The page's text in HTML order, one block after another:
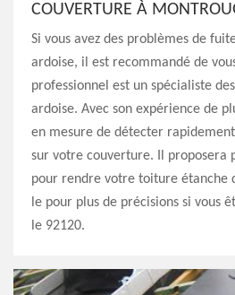
COUVERTURE À
Si vous avez des problèmes de
ardoise, il est recommandé de
professionnel est un spécialiste
ardoise. Avec son expérience de
en mesure de détecter
sur votre couverture. Il proposera
pour rendre votre toiture étanche
le pour plus de précisions si vous
le 92120.